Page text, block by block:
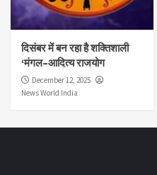
दिसंबर में बन रहा है शक्तिशाली
‘मंगल–आदित्य राजयोग
December 12, 2025
News World India